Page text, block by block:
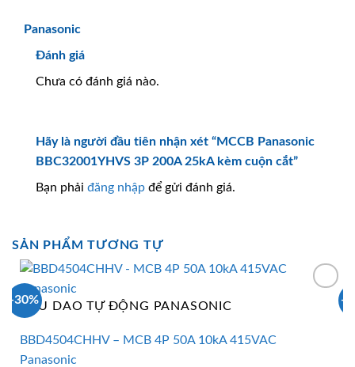
Panasonic
Đánh giá
Chưa có đánh giá nào.
Hãy là người đầu tiên nhận xét “MCCB Panasonic
BBC32001YHVS 3P 200A 25kA kèm cuộn cắt”
Bạn phải đăng nhập để gửi đánh giá.
SẢN PHẨM TƯƠNG TỰ
-30%
CẦU DAO TỰ ĐỘNG PANASONIC
BBD4504CHHV – MCB 4P 50A 10kA 415VAC
Panasonic
-